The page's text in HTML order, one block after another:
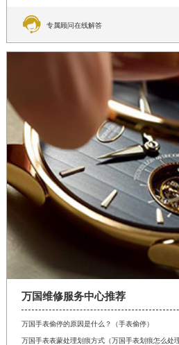
 专属顾问在线解答
万国维修服务中心推荐
万国手表偷停的原因是什么？（手表偷停）
万国手表表蒙处理划痕方式（万国手表划痕怎么处理